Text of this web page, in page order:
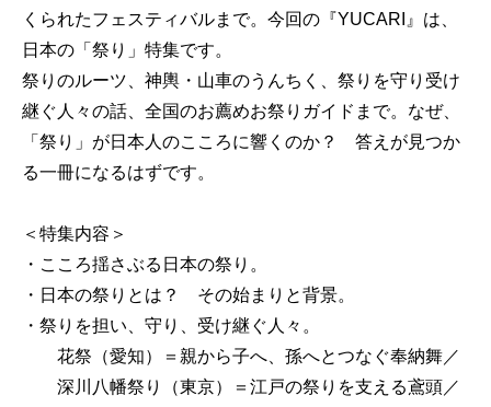
くられたフェスティバルまで。今回の『YUCARI』は、
日本の「祭り」特集です。
祭りのルーツ、神輿・山車のうんちく、祭りを守り受け
継ぐ人々の話、全国のお薦めお祭りガイドまで。なぜ、
「祭り」が日本人のこころに響くのか？ 答えが見つか
る一冊になるはずです。
＜特集内容＞
・こころ揺さぶる日本の祭り。
・日本の祭りとは？ その始まりと背景。
・祭りを担い、守り、受け継ぐ人々。
花祭（愛知）＝親から子へ、孫へとつなぐ奉納舞／
深川八幡祭り（東京）＝江戸の祭りを支える鳶頭／